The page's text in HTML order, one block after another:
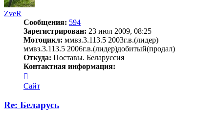
ZveR
Сообщения: 594
Зарегистрирован: 23 июл 2009, 08:25
Мотоцикл: ммвз.3.113.5 2003г.в.(лидер)
ммвз.3.113.5 2006г.в.(лидер)добитый(продал)
Откуда: Поставы. Беларуссия
Контактная информация:
информация
пользователя
Сайт
Re: Беларусь